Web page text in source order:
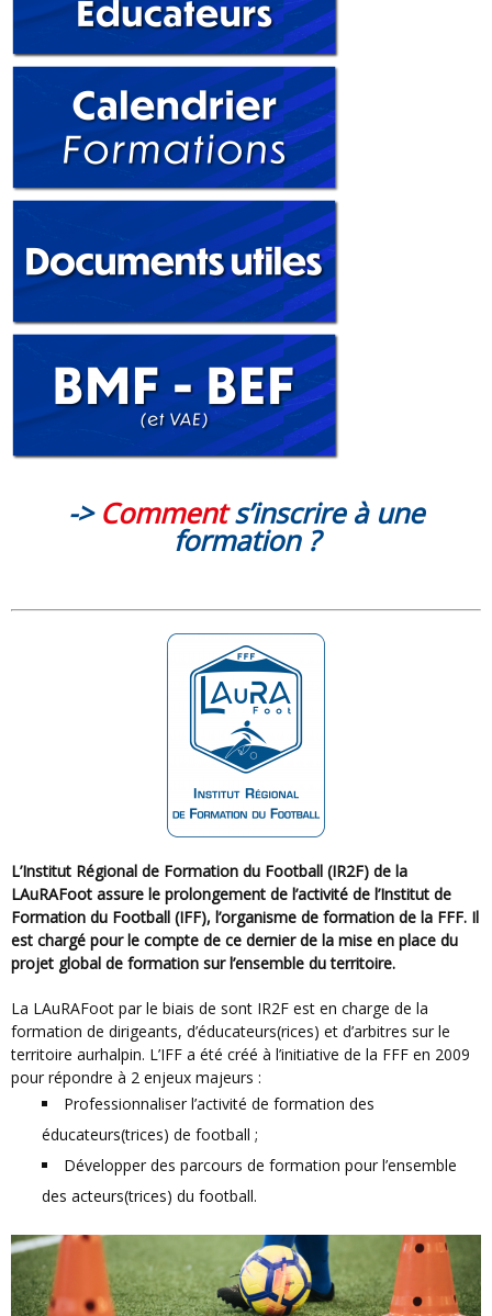
->Comment s’inscrire à une
formation ?
L’Institut Régional de Formation du Football (IR2F) de la
LAuRAFoot assure le prolongement de l’activité de l’Institut de
Formation du Football (IFF), l’organisme de formation de la FFF. Il
est chargé pour le compte de ce dernier de la mise en place du
projet global de formation sur l’ensemble du territoire.
La LAuRAFoot par le biais de sont IR2F est en charge de la
formation de dirigeants, d’éducateurs(rices) et d’arbitres sur le
territoire aurhalpin. L’IFF a été créé à l’initiative de la FFF en 2009
pour répondre à 2 enjeux majeurs :
Professionnaliser l’activité de formation des
éducateurs(trices) de football ;
Développer des parcours de formation pour l’ensemble
des acteurs(trices) du football.